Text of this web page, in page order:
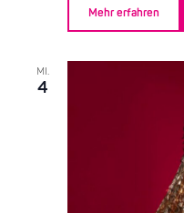
Mehr erfahren
MI.
4